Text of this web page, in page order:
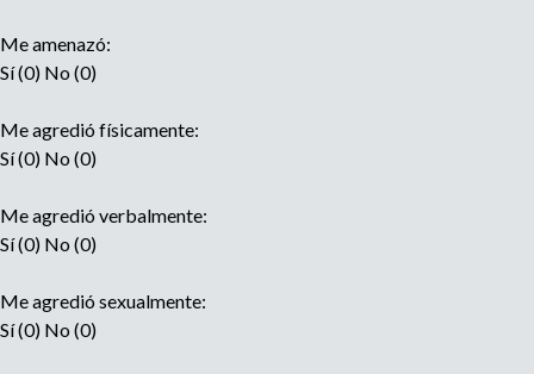
Me amenazó:
Sí (0) No (0)
Me agredió físicamente:
Sí (0) No (0)
Me agredió verbalmente:
Sí (0) No (0)
Me agredió sexualmente:
Sí (0) No (0)